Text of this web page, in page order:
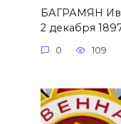
БАГРАМЯН
2 декабря
0 109